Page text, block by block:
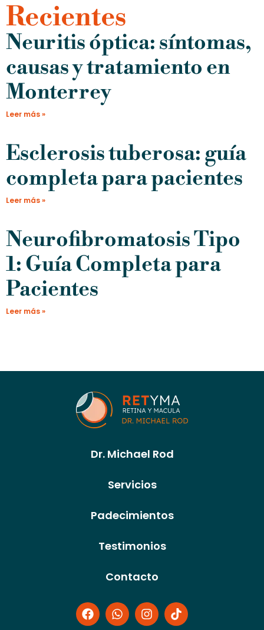
Recientes
Neuritis óptica: síntomas,
causas y tratamiento en
Monterrey
Leer más »
Esclerosis tuberosa: guía
completa para pacientes
Leer más »
Neurofibromatosis Tipo
1: Guía Completa para
Pacientes
Leer más »
Dr. Michael Rod
Servicios
Padecimientos
Testimonios
Contacto